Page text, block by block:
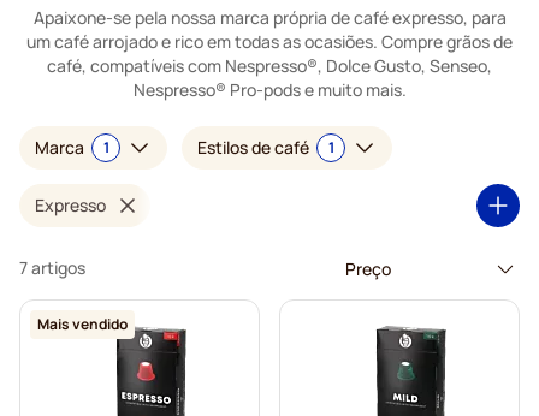
Apaixone-se pela nossa marca própria de café expresso, para
um café arrojado e rico em todas as ocasiões. Compre grãos de
café, compatíveis com Nespresso®, Dolce Gusto, Senseo,
Nespresso® Pro-pods e muito mais.
Marca 1 Estilos de café 1
Expresso
7 artigos
Mais vendido